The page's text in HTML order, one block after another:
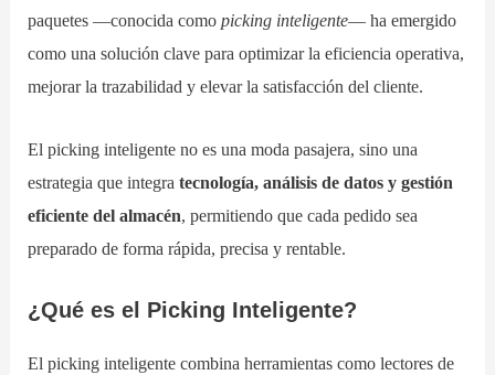
paquetes —conocida comopicking inteligente— ha emergido
como una solución clave para optimizar la eficiencia operativa,
mejorar la trazabilidad y elevar la satisfacción del cliente.
El picking inteligente no es una moda pasajera, sino una
estrategia que integratecnología, análisis de datos y gestión
eficiente del almacén, permitiendo que cada pedido sea
preparado de forma rápida, precisa y rentable.
¿Qué es el Picking Inteligente?
El picking inteligente combina herramientas como lectores de